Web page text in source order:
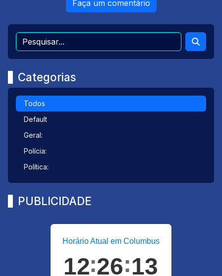
Faça um comentário
Categorias
Todos
Default
Geral:
Polícia:
Política:
PUBLICIDADE
Horário Atual em Columbus
12 26 14